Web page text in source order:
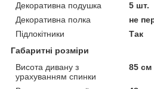
Декоративна подушка
5 шт.
Декоративна полка
не
Підлокітники
Так
Габаритні розміри
Висота дивану з
урахуванням спинки
85 см